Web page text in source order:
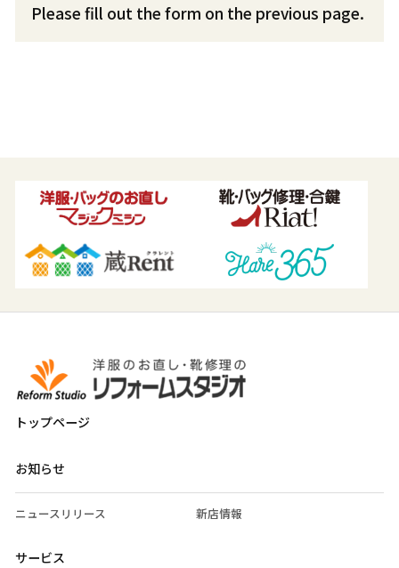
Please fill out the form on the previous page.
トップページ
お知らせ
ニュースリリース 新店情報
サービス